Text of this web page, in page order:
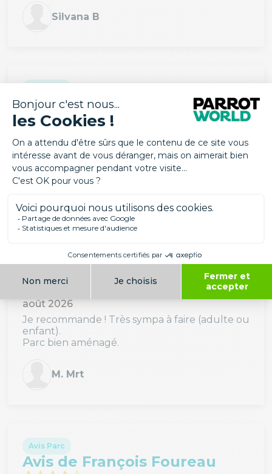
Silvana B
Avis de Marie-Christine
BAETA
août 2026
Jolie ballade. Parc parfait pour une famille.
Avis Parc
Avis de M. Mrt
août 2026
Je recommande ! Très sympa à faire (adulte ou
enfant).
Parc bien aménagé.
M. Mrt
Avis Parc
Avis de François Foureau